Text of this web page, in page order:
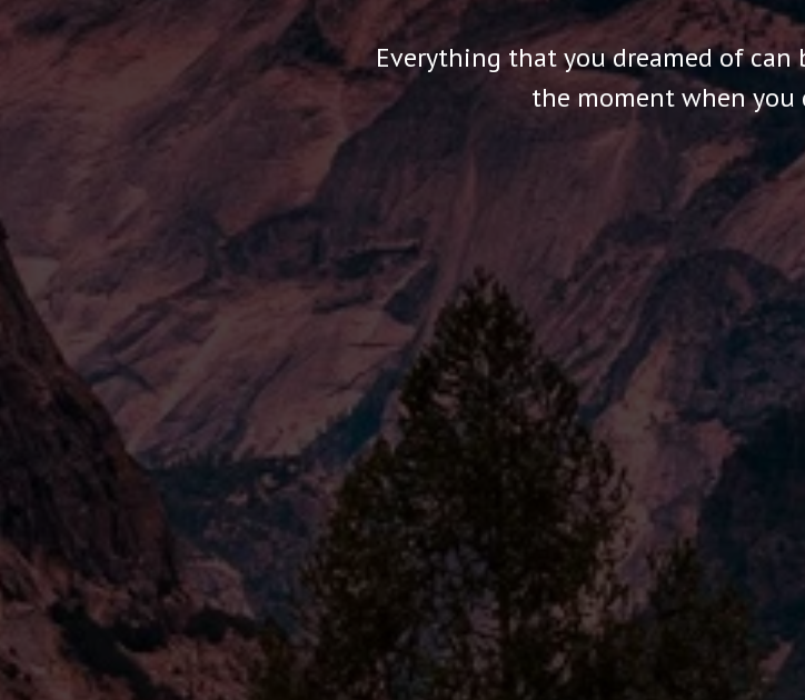
Everything that you dreamed of
the moment when you